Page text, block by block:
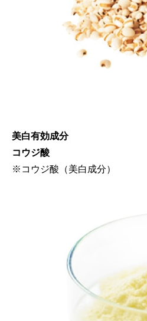
美白有効成分
コウジ酸
※コウジ酸（美白成分）